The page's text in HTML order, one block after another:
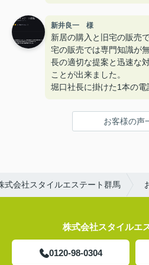
いるのを見て、問い合わ
すが、お取引を終えた現
はなかったと改めて感じ
りました。どうもありが
新井良一 様
新居の購入と旧宅の販売
宅の販売では専門知識が
長の適切な提案と迅速な
ことが出来ました。
堀口社長に掛けた1本の電
ありがとうございました
お客様の声
式会社スタイルエステート群馬
株式会社スタイルエ
0120-98-0304